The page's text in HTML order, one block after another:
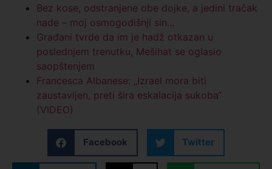
Bez kose, odstranjene obe dojke, a jedini tračak
nade – moj osmogodišnji sin…
Građani tvrde da im je hadž otkazan u
poslednjem trenutku, Mešihat se oglasio
saopštenjem
Francesca Albanese: „Izrael mora biti
zaustavljen, preti šira eskalacija sukoba“
(VIDEO)
Facebook Twitter